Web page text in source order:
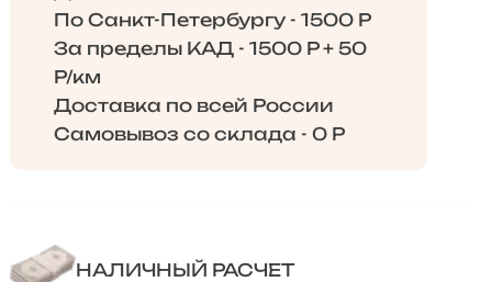
По Санкт-Петербургу - 1500 Р
За пределы КАД - 1500 Р + 50
Р/км
Доставка по всей России
Самовывоз со склада - 0 Р
НАЛИЧНЫЙ РАСЧЕТ